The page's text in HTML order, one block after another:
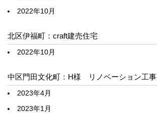
2022年10月
北区伊福町：craft建売住宅
2022年10月
中区門田文化町：H様 リノベーション工事
2023年4月
2023年1月